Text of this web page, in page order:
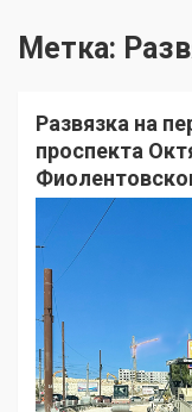
Метка:
Развязка на
проспекта